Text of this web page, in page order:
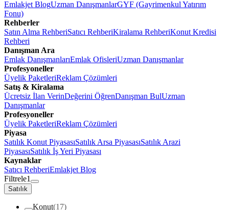
Emlakjet BlogUzman DanışmanlarGYF (Gayrimenkul Yatırım
Fonu)
Rehberler
Satın Alma RehberiSatıcı RehberiKiralama RehberiKonut Kredisi
Rehberi
Danışman Ara
Emlak DanışmanlarıEmlak OfisleriUzman Danışmanlar
Profesyoneller
Üyelik PaketleriReklam Çözümleri
Satış & Kiralama
Ücretsiz İlan VerinDeğerini ÖğrenDanışman BulUzman
Danışmanlar
Profesyoneller
Üyelik PaketleriReklam Çözümleri
Piyasa
Satılık Konut PiyasasıSatılık Arsa PiyasasıSatılık Arazi
PiyasasıSatılık İş Yeri Piyasası
Kaynaklar
Satıcı RehberiEmlakjet Blog
Filtrele1
Satılık
Konut(17)